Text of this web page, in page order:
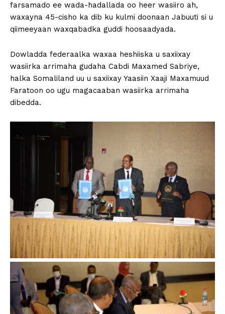
farsamado ee wada-hadallada oo heer wasiiro ah,
waxayna 45-cisho ka dib ku kulmi doonaan Jabuuti si u
qiimeeyaan waxqabadka guddi hoosaadyada.
Dowladda federaalka waxaa heshiiska u saxiixay
wasiirka arrimaha gudaha Cabdi Maxamed Sabriye,
halka Somaliland uu u saxiixay Yaasiin Xaaji Maxamuud
Faratoon oo ugu magacaaban wasiirka arrimaha
dibedda.